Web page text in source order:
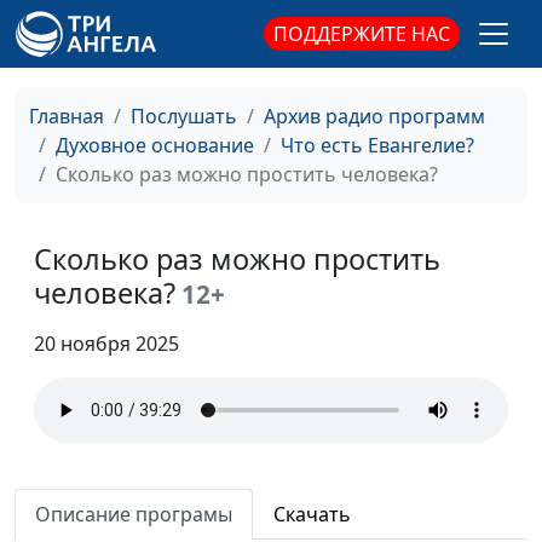
ПОДДЕРЖИТЕ НАС
Главная Послушать
Архив радио программ
Духовное основание
Что есть Евангелие?
Сколько раз можно простить человека?
Сколько раз можно простить
человека? 12+
20 ноября 2025
Описание програмы Скачать
господам?
Кунцевич,
священнослужитель и
Как правильно
молиться в последние
времена?
Юлия Уткина, Николай
Как можно молиться и
не унывать в трудные
Юлия Уткина, Николай
Что такое спасение
Юлия Уткина, Николай
#44